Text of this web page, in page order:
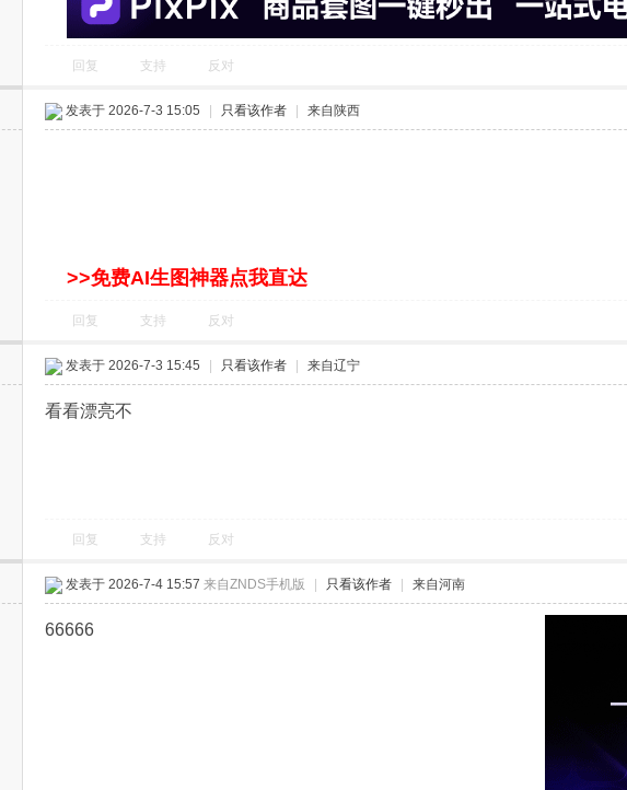
回复 支持 反对
发表于 2026-7-3 15:05 只看该作者 来自陕西
>>免费AI生图神器点我直达
回复 支持 反对
发表于 2026-7-3 15:45 只看该作者 来自辽宁
看看漂亮不
回复 支持 反对
发表于 2026-7-4 15:57 来自ZNDS手机版 只看该作者 来自河南
66666